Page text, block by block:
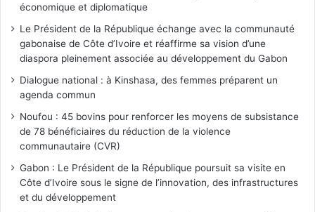
économique et diplomatique
Le Président de la République échange avec la communauté
gabonaise de Côte d’Ivoire et réaffirme sa vision d’une
diaspora pleinement associée au développement du Gabon
Dialogue national : à Kinshasa, des femmes préparent un
agenda commun
Noufou : 45 bovins pour renforcer les moyens de subsistance
de 78 bénéficiaires du réduction de la violence
communautaire (CVR)
Gabon : Le Président de la République poursuit sa visite en
Côte d’Ivoire sous le signe de l’innovation, des infrastructures
et du développement